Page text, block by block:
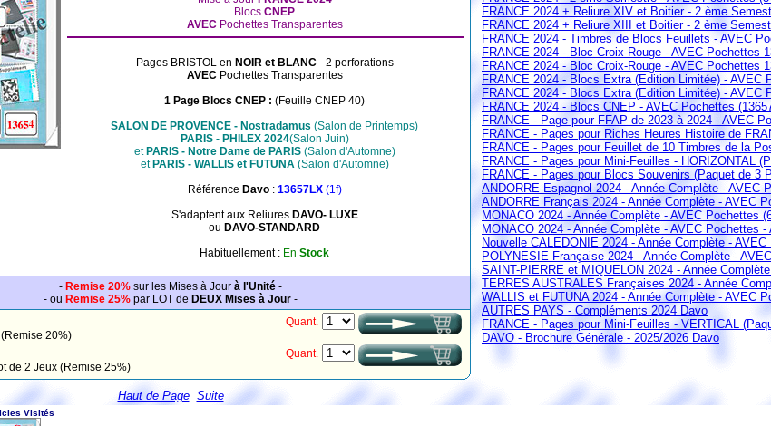
Blocs CNEP
AVEC Pochettes Transparentes
Pages BRISTOL en NOIR et BLANC - 2 perforations
AVEC Pochettes Transparentes
1 Page Blocs CNEP : (Feuille CNEP 40)
SALON DE PROVENCE - Nostradamus (Salon de Printemps)
PARIS - PHILEX 2024(Salon Juin)
et PARIS - Notre Dame de PARIS (Salon d'Automne)
et PARIS - WALLIS et FUTUNA (Salon d'Automne)
Référence Davo :13657LX (1f)
S'adaptent aux ReliuresDAVO- LUXE
ou DAVO-STANDARD
Habituellement : En Stock
- Remise 20% sur les Mises à Jour à l'Unité -
- ou Remise 25% par LOT de DEUX Mises à Jour -
20%)
Quant.
de 2 Jeux (Remise 25%)
Quant.
FRANCE 2024 + Reliure XIV et Boitier - 2 ème
FRANCE 2024 + Reliure XIII et Boitier - 2 ème
FRANCE 2024 - Timbres de Blocs Feuillets - AVEC
FRANCE 2024 - Bloc Croix-Rouge - AVEC Pochettes
FRANCE 2024 - Bloc Croix-Rouge - AVEC Pochettes
FRANCE 2024 - Blocs Extra (Edition Limitée) - AVEC
FRANCE 2024 - Blocs Extra (Edition Limitée) - AVEC
FRANCE 2024 - Blocs CNEP - AVEC Pochettes
FRANCE - Page pour FFAP de 2023 à 2024 - AVEC
FRANCE - Pages pour Riches Heures Histoire de
FRANCE - Pages pour Feuillet de 10 Timbres de la
FRANCE - Pages pour Mini-Feuilles - HORIZONTAL
FRANCE - Pages pour Blocs Souvenirs (Paquet de 3
ANDORRE Espagnol 2024 - Année Complète - AVEC
ANDORRE Français 2024 - Année Complète - AVEC
MONACO 2024 - Année Complète - AVEC Pochettes
MONACO 2024 - Année Complète - AVEC Pochettes
Nouvelle CALEDONIE 2024 - Année Complète -
POLYNESIE Française 2024 - Année Complète -
SAINT-PIERRE et MIQUELON 2024 - Année
TERRES AUSTRALES Françaises 2024 - Année
WALLIS et FUTUNA 2024 - Année Complète - AVEC
AUTRES PAYS - Compléments 2024 Davo
FRANCE - Pages pour Mini-Feuilles - VERTICAL
DAVO - Brochure Générale - 2025/2026 Davo
Haut de Page Suite